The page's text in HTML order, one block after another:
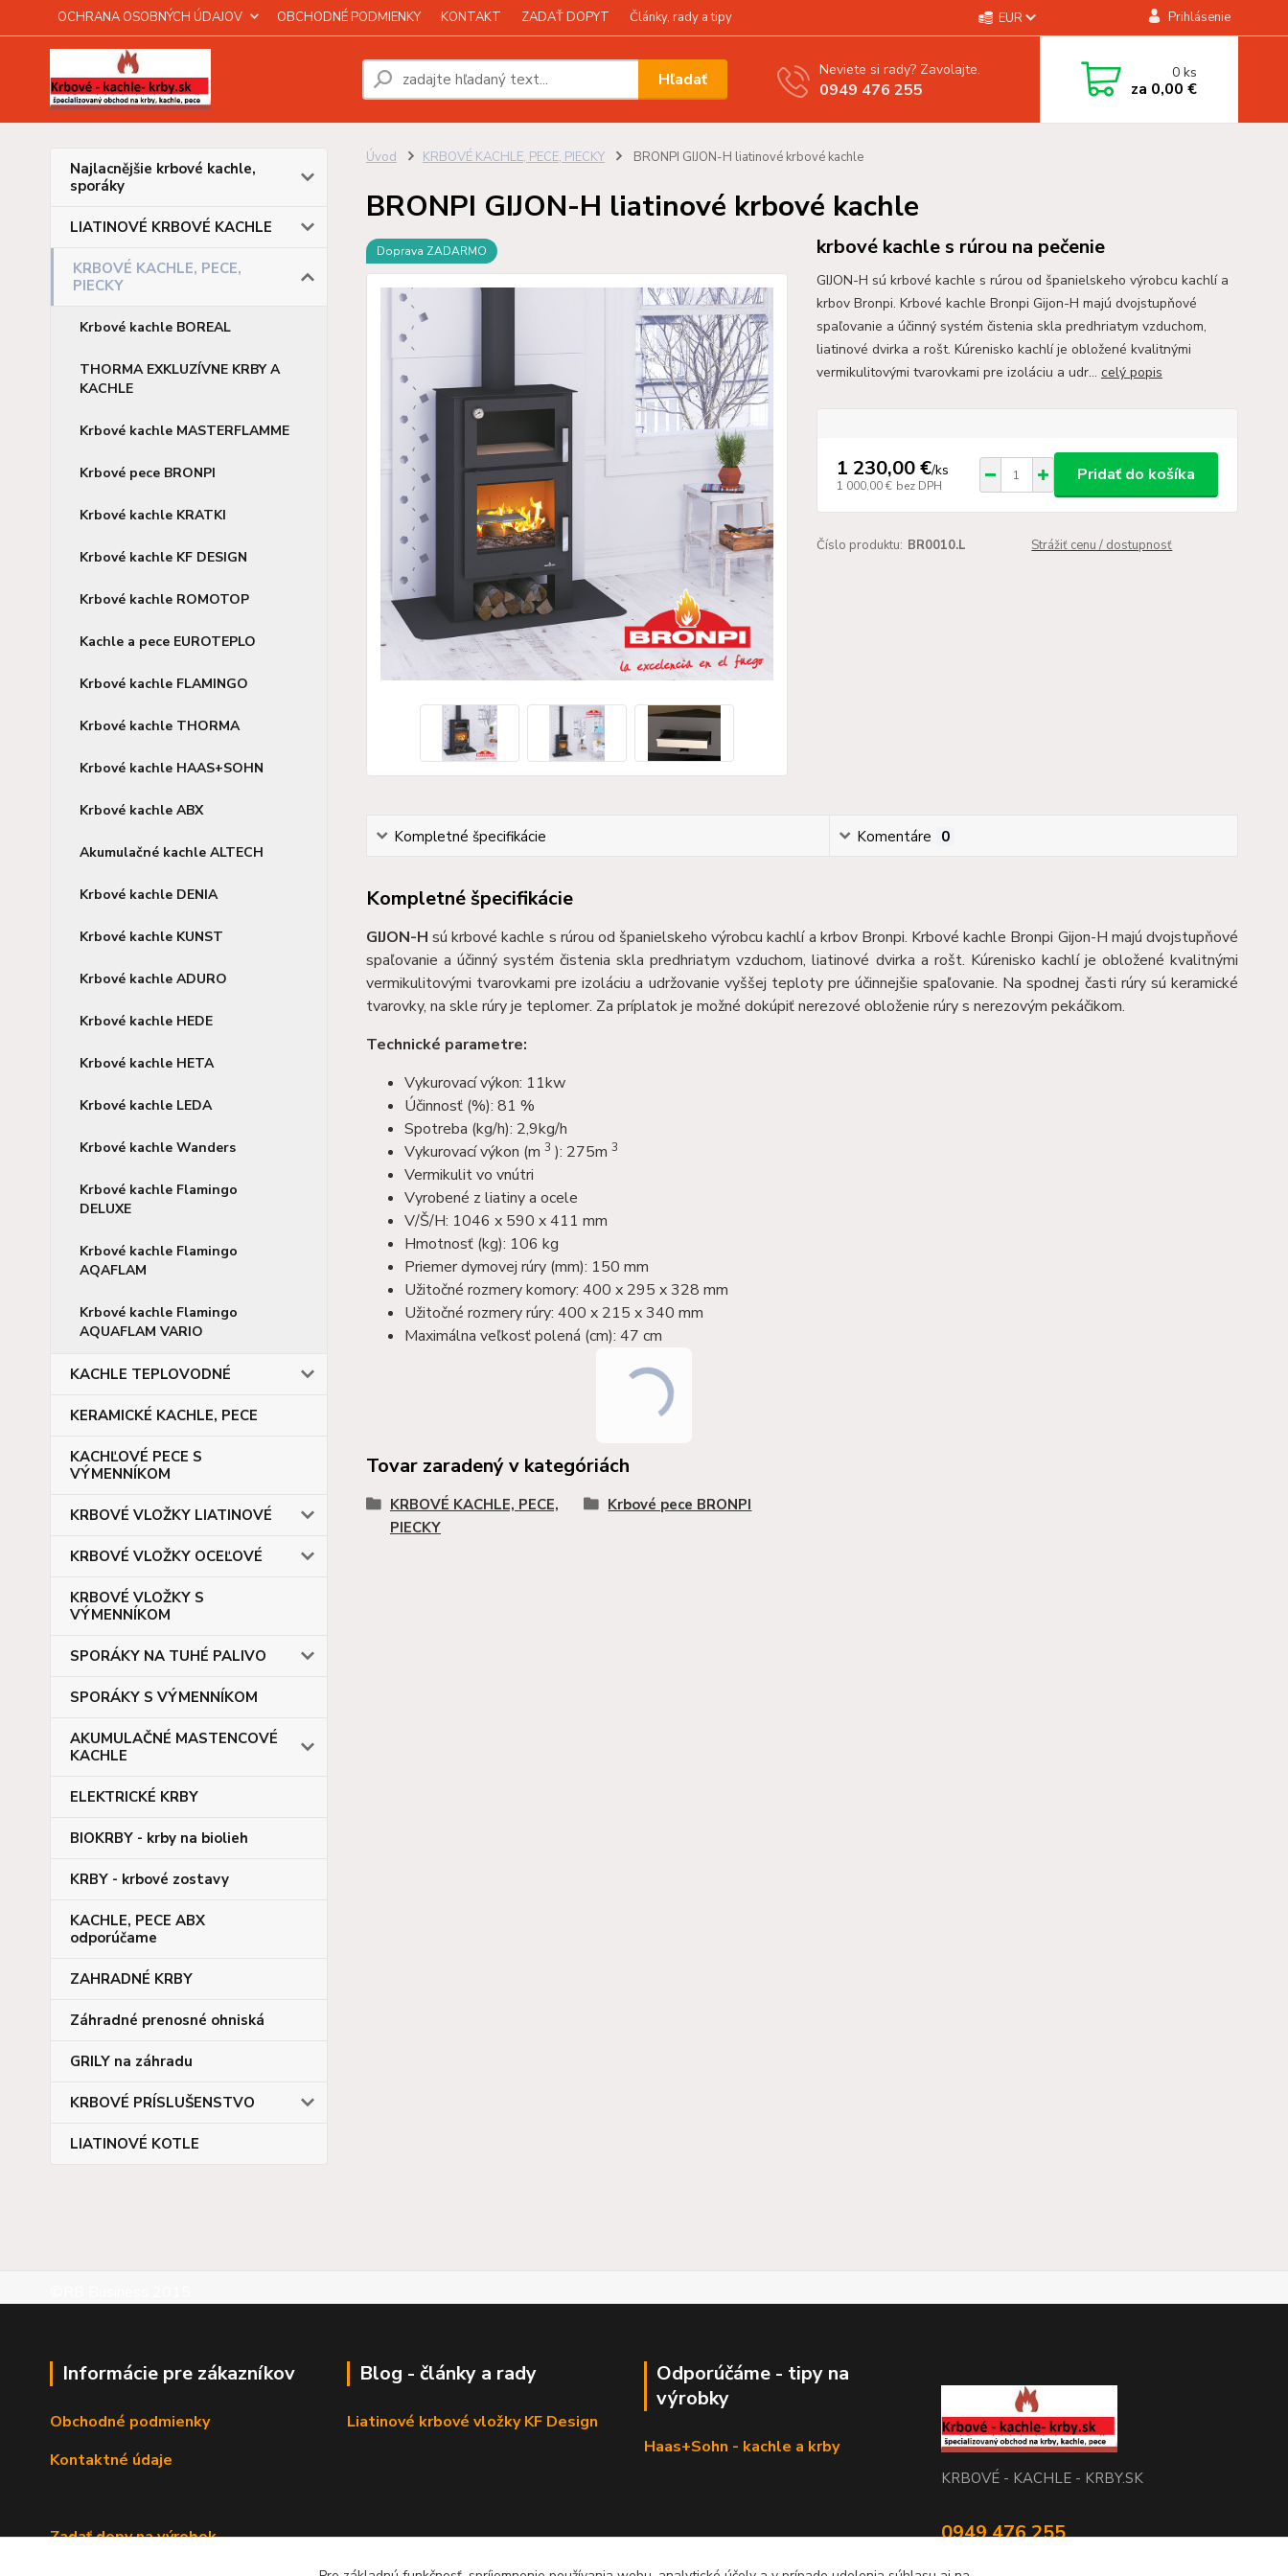
OCHRANA OSOBNÝCH ÚDAJOV OBCHODNÉ PODMIENKY KONTAKT ZADAŤ DOPYT Články, rady a tipy EUR Prihlásenie
Hľadať Neviete si rady? Zavolajte.
0949 476 255
0ks
za 0,00 €
Najlacnějšie krbové kachle,
sporáky
LIATINOVÉ KRBOVÉ KACHLE
KRBOVÉ KACHLE, PECE,
PIECKY
Krbové kachle BOREAL
THORMA EXKLUZÍVNE KRBY A
KACHLE
Krbové kachle MASTERFLAMME
Krbové pece BRONPI
Krbové kachle KRATKI
Krbové kachle KF DESIGN
Krbové kachle ROMOTOP
Kachle a pece EUROTEPLO
Krbové kachle FLAMINGO
Krbové kachle THORMA
Krbové kachle HAAS+SOHN
Krbové kachle ABX
Akumulačné kachle ALTECH
Krbové kachle DENIA
Krbové kachle KUNST
Krbové kachle ADURO
Krbové kachle HEDE
Krbové kachle HETA
Krbové kachle LEDA
Krbové kachle Wanders
Krbové kachle Flamingo
DELUXE
Krbové kachle Flamingo
AQAFLAM
Krbové kachle Flamingo
AQUAFLAM VARIO
KACHLE TEPLOVODNÉ
KERAMICKÉ KACHLE, PECE
KACHĽOVÉ PECE S
VÝMENNÍKOM
KRBOVÉ VLOŽKY LIATINOVÉ
KRBOVÉ VLOŽKY OCEĽOVÉ
KRBOVÉ VLOŽKY S
VÝMENNÍKOM
SPORÁKY NA TUHÉ PALIVO
SPORÁKY S VÝMENNÍKOM
AKUMULAČNÉ MASTENCOVÉ
KACHLE
ELEKTRICKÉ KRBY
BIOKRBY - krby na biolieh
KRBY - krbové zostavy
KACHLE, PECE ABX
odporúčame
ZAHRADNÉ KRBY
Záhradné prenosné ohniská
GRILY na záhradu
KRBOVÉ PRÍSLUŠENSTVO
LIATINOVÉ KOTLE
Úvod KRBOVÉ KACHLE, PECE, PIECKY BRONPI GIJON-H liatinové krbové kachle
BRONPI GIJON-H liatinové krbové kachle
Doprava ZADARMO krbové kachle s rúrou na pečenie
GIJON-H sú krbové kachle s rúrou od španielskeho výrobcu kachlí a
krbov Bronpi. Krbové kachle Bronpi Gijon-H majú dvojstupňové
spaľovanie a účinný systém čistenia skla predhriatym vzduchom,
liatinové dvirka a rošt. Kúrenisko kachlí je obložené kvalitnými
vermikulitovými tvarovkami pre izoláciu a udr... celý popis
1 230,00 €/ks
1 000,00 € bez DPH
Pridať do košíka
Číslo produktu: BR0010.L Strážiť cenu / dostupnosť
Kompletné špecifikácie Komentáre 0
Kompletné špecifikácie
GIJON-Hsú krbové kachle s rúrou od španielskeho výrobcu kachlí a krbov Bronpi. Krbové kachle Bronpi Gijon-H majú dvojstupňové
spaľovanie a účinný systém čistenia skla predhriatym vzduchom, liatinové dvirka a rošt. Kúrenisko kachlí je obložené kvalitnými
vermikulitovými tvarovkami pre izoláciu a udržovanie vyššej teploty pre účinnejšie spaľovanie. Na spodnej časti rúry sú keramické
tvarovky, na skle rúry je teplomer. Za príplatok je možné dokúpiť nerezové obloženie rúry s nerezovým pekáčikom.
Technické parametre:
Vykurovací výkon: 11kw
Účinnosť (%): 81 %
Spotreba (kg/h): 2,9kg/h
Vykurovací výkon (m 3 ): 275m 3
Vermikulit vo vnútri
Vyrobené z liatiny a ocele
V/Š/H: 1046 x 590 x 411 mm
Hmotnosť (kg): 106 kg
Priemer dymovej rúry (mm): 150 mm
Užitočné rozmery komory: 400 x 295 x 328 mm
Užitočné rozmery rúry: 400 x 215 x 340 mm
Maximálna veľkosť polená (cm): 47 cm
Tovar zaradený v kategóriách
KRBOVÉ KACHLE, PECE,
PIECKY
Krbové pece BRONPI
Informácie pre zákazníkov
Obchodné podmienky
Kontaktné údaje
Zadať dopy na výrobok
Blog - články a rady
Liatinové krbové vložky KF Design
Odporúčáme - tipy na
výrobky
Haas+Sohn - kachle a krby
KRBOVÉ - KACHLE - KRBY.SK
0949 476 255